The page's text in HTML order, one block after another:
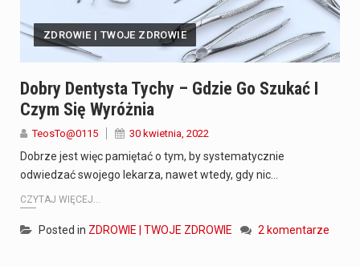
Co to jest NATO? NATO, czyli Organizacja Traktatu Północnoatlantyckiego, to międzynarodowy sojusz wojskowy, który powstał 4 kwietnia 1949 roku. Jego głównym celem jest zapewnienie wolności…
ZDROWIE | TWOJE ZDROWIE
Dobry Dentysta Tychy – Gdzie Go Szukać I
Czym Się Wyróżnia
TeosTo@0115 30 kwietnia, 2022
Dobrze jest więc pamiętać o tym, by systematycznie
odwiedzać swojego lekarza, nawet wtedy, gdy nic…
CZYTAJ WIĘCEJ...
Posted in ZDROWIE | TWOJE ZDROWIE 2 komentarze